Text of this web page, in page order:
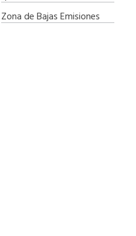
Zona de Bajas Emisiones